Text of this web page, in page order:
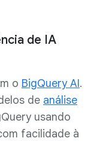
de IA
o BigQuery AI.
de análise
usando
facilidade à